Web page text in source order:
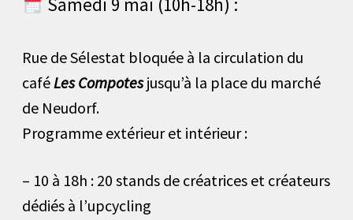
Samedi 9 mai (10h-18h) :
Rue de Sélestat bloquée à la circulation du
café Les Compotesjusqu’à la place du marché
de Neudorf.
Programme extérieur et intérieur :
– 10 à 18h : 20 stands de créatrices et créateurs
dédiés à l’upcycling